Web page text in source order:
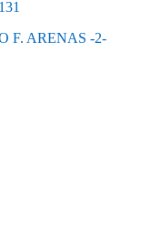
F. ARENAS -2-